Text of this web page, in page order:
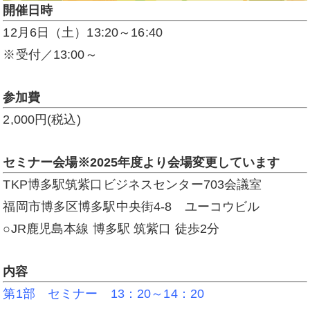
開催日時
12月6日（土）13:20～16:40
※受付／13:00～
参加費
2,000円(税込)
セミナー会場※2025年度より会場変更しています
TKP博多駅筑紫口ビジネスセンター703会議室
福岡市博多区博多駅中央街4-8 ユーコウビル
○JR鹿児島本線 博多駅 筑紫口 徒歩2分
内容
第1部 セミナー 13：20～14：20